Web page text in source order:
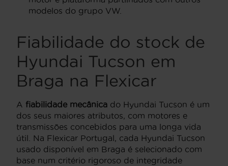
modelos do grupo VW.
Fiabilidade do stock de
Hyundai Tucson em
Braga na Flexicar
A fiabilidade mecânica do Hyundai Tucson é um
dos seus maiores atributos, com motores e
transmissões concebidos para uma longa vida
útil. Na Flexicar Portugal, cada Hyundai Tucson
usado disponível em Braga é selecionado com
base num critério rigoroso de integridade